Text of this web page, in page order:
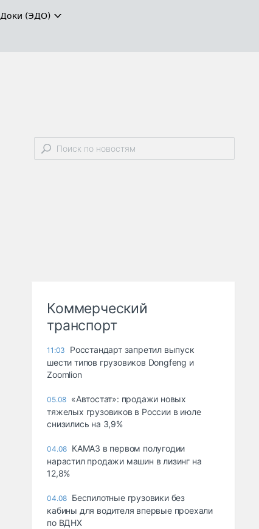
(ЭДО)
Коммерческий
транспорт
11:03
Росстандарт запретил выпуск
шести типов грузовиков Dongfeng и
Zoomlion
05.08 «Автостат»: продажи новых
тяжелых грузовиков в России в июле
снизились на 3,9%
04.08 КАМАЗ в первом полугодии
нарастил продажи машин в лизинг на
12,8%
04.08 Беспилотные грузовики без
кабины для водителя впервые проехали
по ВДНХ